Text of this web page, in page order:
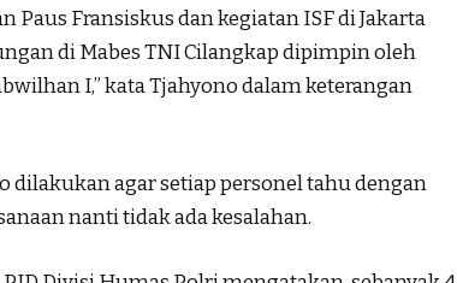
Paus Fransiskus dan kegiatan ISF di Jakarta
di Mabes TNI Cilangkap dipimpin oleh
I,” kata Tjahyono dalam keterangan
dilakukan agar setiap personel tahu dengan
nanti tidak ada kesalahan.